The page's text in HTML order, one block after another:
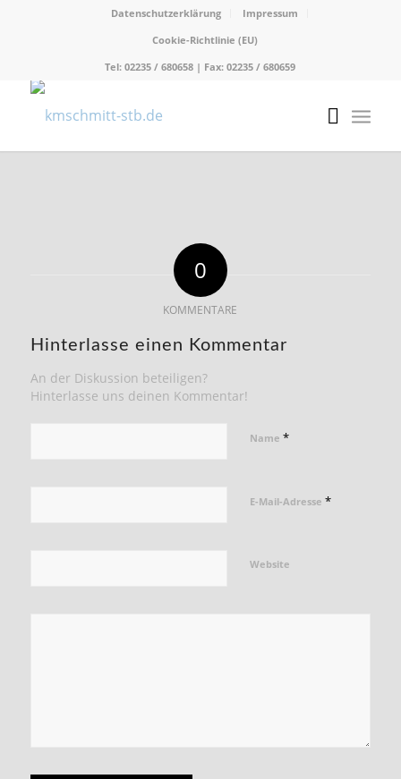
Datenschutzerklärung
Impressum
Cookie-Richtlinie (EU)
Tel: 02235 / 680658 | Fax: 02235 / 680659
0
KOMMENTARE
Hinterlasse einen Kommentar
An der Diskussion beteiligen?
Hinterlasse uns deinen Kommentar!
Name *
E-Mail-Adresse *
Website